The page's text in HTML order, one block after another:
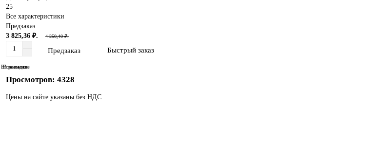
25
Все характеристики
Предзаказ
3 825,36 ₽.
4 250,40 ₽.
Предзаказ Быстрый заказ
В закладки
В сравнение
Просмотров: 4328
Цены на сайте указаны без НДС